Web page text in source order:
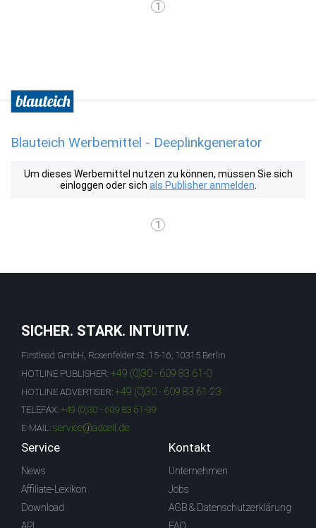
1
Blauteich Werbemittel - Deeplinkgenerator
Um dieses Werbemittel nutzen zu können, müssen Sie sich
einloggen oder sich als Publisher anmelden
1
SICHER. STARK. INTUITIV.
Firstlead GmbH, Rosenfelder St. 15-16, 10315 Berlin
HOTLINE PUBLISHER: +49 (0)30 - 609 83 61-0
HOTLINE ADVERTISER: +49 (0)30 - 609 83 61-23
TELEFAX: +49 (0)30 - 609 83 61-99
E-MAIL: service@adcell.de
Service
News
Affiliate-Lexikon
Download
Kontakt
Unternehmen
Jobs
AGB & Datenschutzerklärung